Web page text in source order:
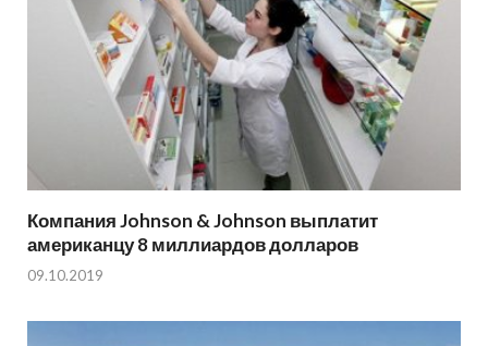
Компания Johnson & Johnson выплатит
американцу 8 миллиардов долларов
09.10.2019